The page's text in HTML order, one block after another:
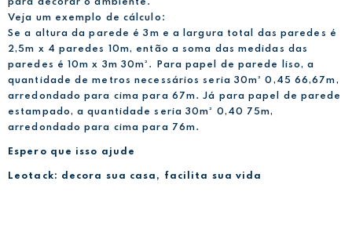
para decorar o ambiente.
Veja um exemplo de cálculo:
Se a altura da parede é 3m e a largura total das paredes é
2,5m x 4 paredes 10m, então a soma das medidas das
paredes é 10m x 3m 30m². Para papel de parede liso, a
quantidade de metros necessários seria 30m² 0,45 66,67m,
arredondado para cima para 67m. Já para papel de parede
estampado, a quantidade seria 30m² 0,40 75m,
arredondado para cima para 76m.
Espero que isso ajude
Leotack: decora sua casa, facilita sua vida